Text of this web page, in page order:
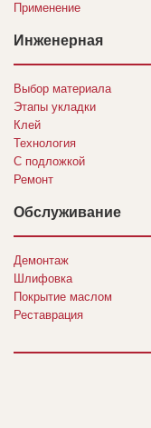
Применение
Инженерная
Выбор материала
Этапы укладки
Клей
Технология
С подложкой
Ремонт
Обслуживание
Демонтаж
Шлифовка
Покрытие маслом
Реставрация